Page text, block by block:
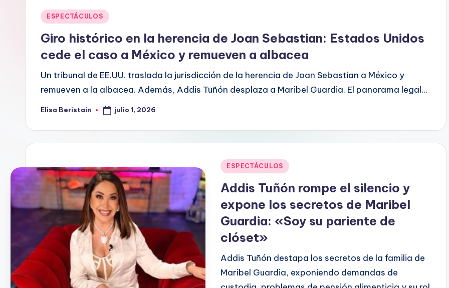
n
Publicado
ESPECTÁCULOS
Giro histórico en la herencia de Joan Sebastian: Estados Unidos
cede el caso a México y remueven a albacea
Un tribunal de EE.UU. traslada la jurisdicción de la herencia de Joan Sebastian a México y
remueven a la albacea. Además, Addis Tuñón desplaza a Maribel Guardia. El panorama legal…
Publicado
Elisa Beristain julio 1, 2026
Publicado
ESPECTÁCULOS
Addis Tuñón rompe el silencio y
expone los secretos de Maribel
Guardia: «Soy su pariente de
clóset»
Addis Tuñón destapa los secretos de la familia de
Maribel Guardia, exponiendo demandas de